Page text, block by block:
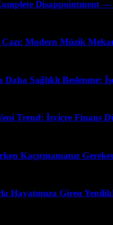
Disappointment
Modern Müzik
Daha Sağlıklı Beslenme:
Trend: İsviçre Finans
Kaçırmamanız
Hayatımıza Giren